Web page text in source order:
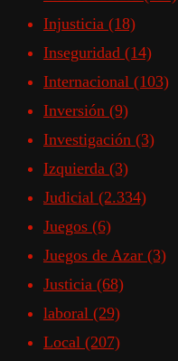
Injusticia (18)
Inseguridad (14)
Internacional (103)
Inversión (9)
Investigación (3)
Izquierda (3)
Judicial (2.334)
Juegos (6)
Juegos de Azar (3)
Justicia (68)
laboral (29)
Local (207)